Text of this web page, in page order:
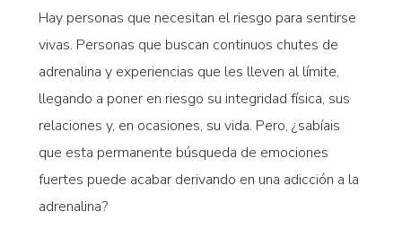
Hay personas que necesitan el riesgo para sentirse
vivas. Personas que buscan continuos chutes de
adrenalina y experiencias que les lleven al límite,
llegando a poner en riesgo su integridad física, sus
relaciones y, en ocasiones, su vida. Pero, ¿sabíais
que esta permanente búsqueda de emociones
fuertes puede acabar derivando en una adicción a la
adrenalina?